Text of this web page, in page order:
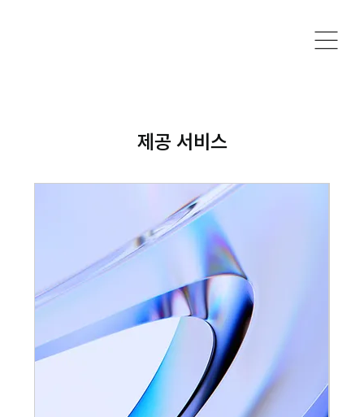
제공 서비스